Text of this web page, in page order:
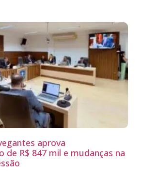
aprova
de R$ 847 mil e mudanças na